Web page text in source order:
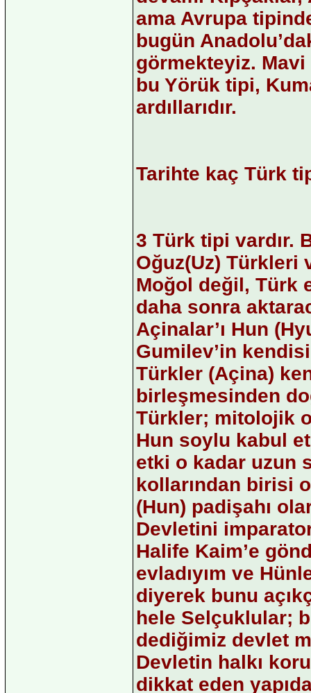
ama Avrupa
bugün
görmekteyiz. Mavi
bu Yörük tipi,
ardıllarıdır.
Tarihte kaç Türk
3 Türk tipi vardır.
Oğuz(Uz) Türkleri
Moğol değil, Türk
daha sonra
Açinalar’ı Hun
Gumilev’in
Türkler (Açina)
birleşmesinden
Türkler; mitolojik
Hun soylu kabul
etki o kadar uzun
kollarından birisi
(Hun) padişahı
Devletini
Halife Kaim’e
evladıyım ve
diyerek bunu
hele Selçuklular;
dediğimiz devlet
Devletin halkı
dikkat eden